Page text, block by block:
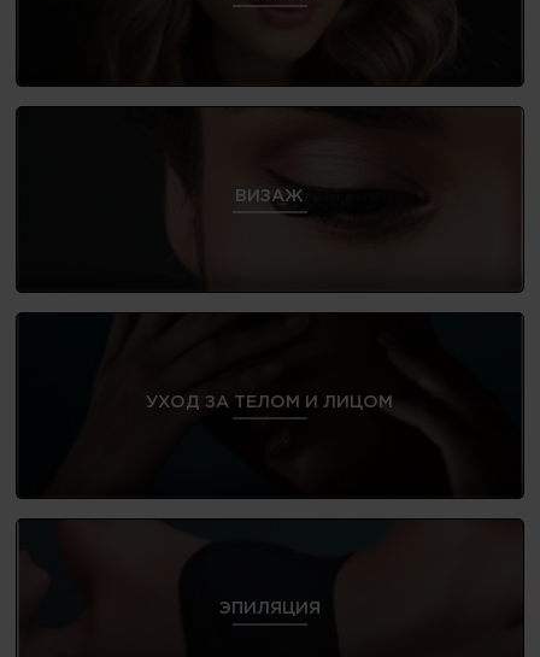
ВИЗАЖ
УХОД ЗА ТЕЛОМ И ЛИЦОМ
ЭПИЛЯЦИЯ